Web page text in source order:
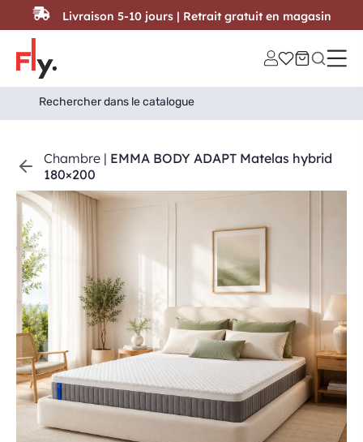
Passer au contenu
Search
for:
Search Button
Chambre | EMMA BODY ADAPT Matelas hybrid
180×200
Livraison 5-10 jours | Retrait gratuit en magasin